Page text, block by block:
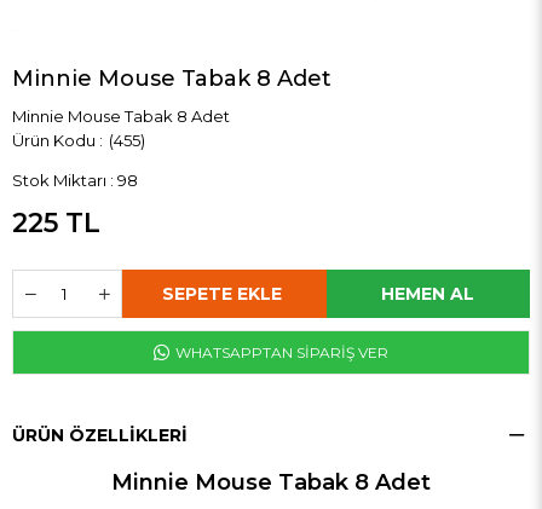
Minnie Mouse Tabak 8 Adet
Minnie Mouse Tabak 8 Adet
(455)
Stok Miktarı : 98
225 TL
WHATSAPPTAN SİPARİŞ VER
ÜRÜN ÖZELLIKLERI
Minnie Mouse Tabak 8 Adet